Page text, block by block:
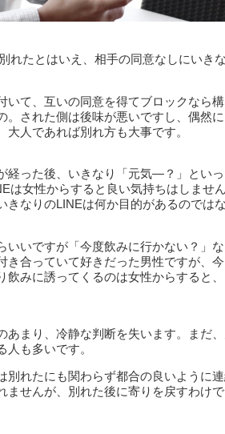
れたとはいえ、相手の同意なしにいき
いて、互いの同意を得てブロックなら
。された側は後味が悪いですし、偶然
人であれば別れ方も大事です。
経った後、いきなり「元気―？」とい
女性からすると良い気持ちはしませ
きなりのLINEは何か目的があるのでは
いいですが「今度飲みに行かない？」
き合っていて好きだった男性ですが、
飲みに誘ってくるのは女性からすると
あまり、冷静な判断を失います。まだ
も多いです。
別れたにも関わらず都合の良いように
ませんが、別れた後に寄りを戻すわけ